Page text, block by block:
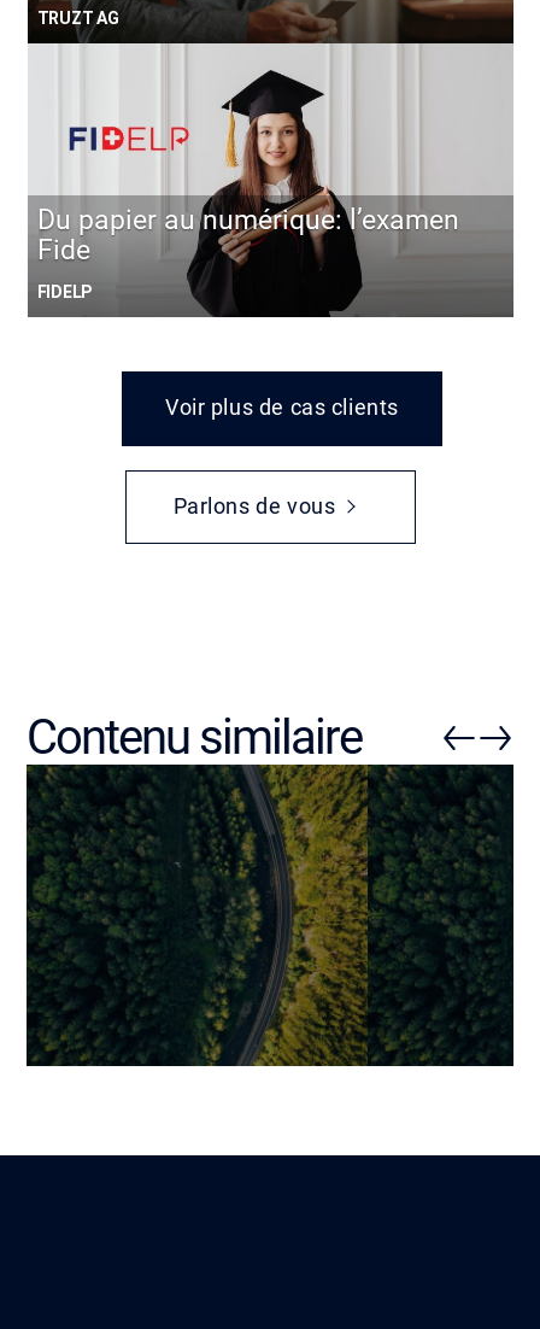
TRUZT AG
Du papier au numérique: l’examen
Fide
FIDELP
Voir plus de cas clients
Parlons de vous
Contenu similaire
l’ère du digital
approche